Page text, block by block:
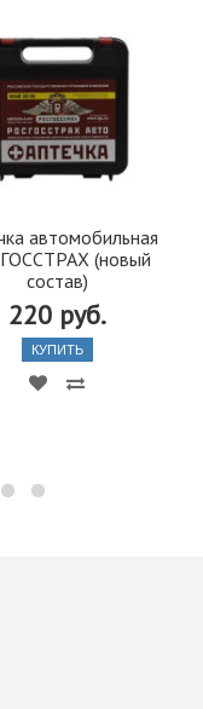
автомобильная
(новый
состав)
220 руб.
КУПИТЬ